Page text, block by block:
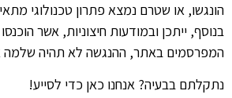
הונגשו, או שטרם נמצא פתרון טכנולוגי
בנוסף, ייתכן ובמודעות חיצוניות, אשר
המפרסמים באתר, ההנגשה לא תהיה
נתקלתם בבעיה? אנחנו כאן כדי לסייע!